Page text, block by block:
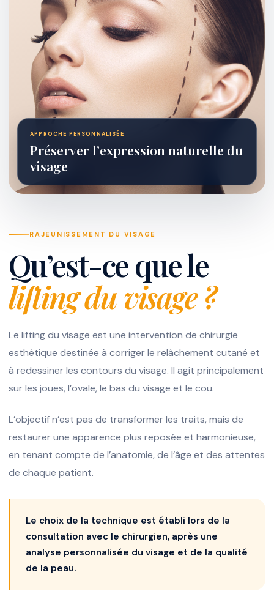
APPROCHE PERSONNALISÉE
Préserver l’expression naturelle du
visage
RAJEUNISSEMENT DU VISAGE
Qu’est-ce que le
lifting du visage ?
Le lifting du visage est une intervention de chirurgie
esthétique destinée à corriger le relâchement cutané et
à redessiner les contours du visage. Il agit principalement
sur les joues, l’ovale, le bas du visage et le cou.
L’objectif n’est pas de transformer les traits, mais de
restaurer une apparence plus reposée et harmonieuse,
en tenant compte de l’anatomie, de l’âge et des attentes
de chaque patient.
Le choix de la technique est établi lors de la
consultation avec le chirurgien, après une
analyse personnalisée du visage et de la qualité
de la peau.